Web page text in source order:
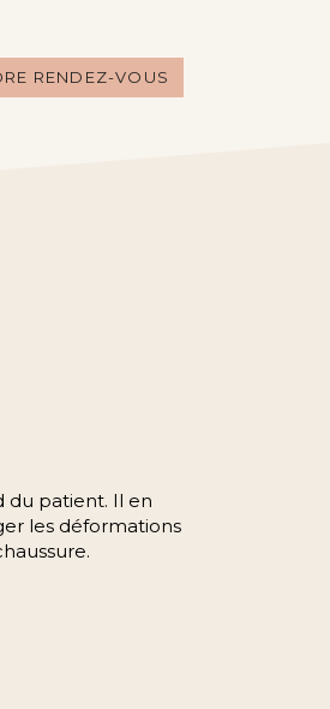
RENDEZ-VOUS
du patient. Il en
les déformations